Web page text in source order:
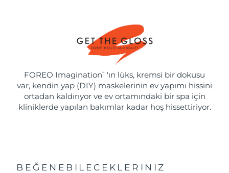
FOREO Imagination ™
'ın lüks, kremsi bir dokusu
var, kendin yap (DIY) maskelerinin ev yapımı hissini
ortadan kaldırıyor ve ev ortamındaki bir spa için
kliniklerde yapılan bakımlar kadar hoş hissettiriyor.
BEĞENEBILECEKLERINIZ